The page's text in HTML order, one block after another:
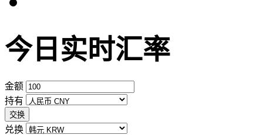
今日实时汇率
金额
持有
交换
兑换